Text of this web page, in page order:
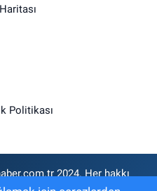
Politikası
2024. Her hakkı